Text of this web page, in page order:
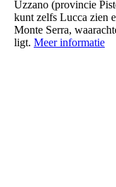
Uzzano (provincie
kunt zelfs Lucca zien
Monte Serra,
ligt. Meer informatie